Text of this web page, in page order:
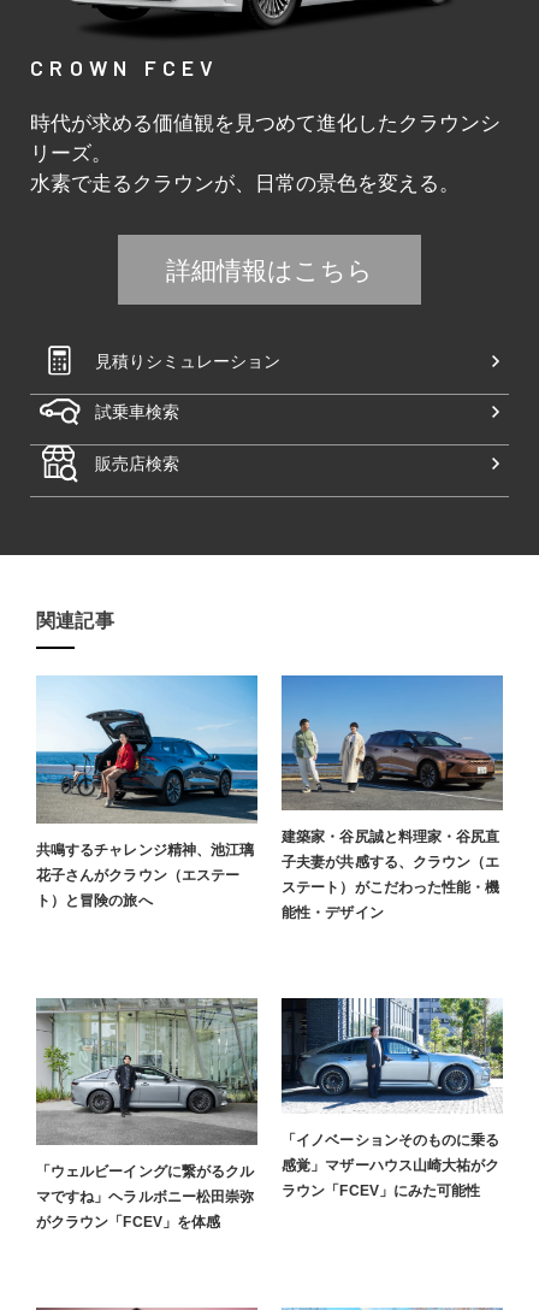
CROWN FCEV
時代が求める価値観を見つめて進化したクラウンシ
リーズ。
水素で走るクラウンが、日常の景色を変える。
詳細情報はこちら
見積りシミュレーション
試乗車検索
販売店検索
関連記事​
共鳴するチャレンジ精神、池江璃
花子さんがクラウン（エステー
ト）と冒険の旅へ
建築家・谷尻誠と料理家・谷尻直
子夫妻が共感する、クラウン（エ
ステート）がこだわった性能・機
能性・デザイン
「ウェルビーイングに繋がるクル
マですね」ヘラルボニー松田崇弥
がクラウン「FCEV」を体感
「イノベーションそのものに乗る
感覚」マザーハウス山崎大祐がク
ラウン「FCEV」にみた可能性